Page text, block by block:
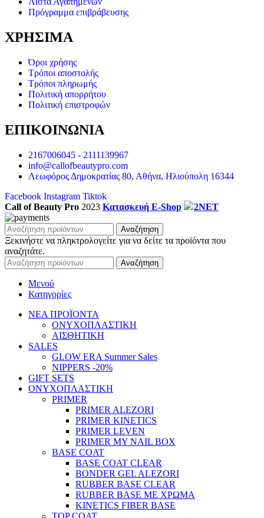
Πρόγραμμα επιβράβευσης
ΧΡΗΣΙΜΑ
Όροι χρήσης
Τρόποι αποστολής
Τρόποι πληρωμής
Πολιτική απορρήτου
Πολιτική επιστροφών
ΕΠΙΚΟΙΝΩΝΙΑ
2167006045 - 2111139967
info@callofbeautypro.com
Λεωφόρος Δημοκρατίας 80, Αθήνα, Ηλιούπολη 16344
Facebook Instagram Tiktok
Call of Beauty Pro 2023 Κατασκευή E-Shop 2NET
Αναζήτηση
Ξεκινήστε να πληκτρολογείτε για να δείτε τα προϊόντα που
αναζητάτε.
Αναζήτηση
Μενού
Κατηγορίες
ΝΕΑ ΠΡΟΪΟΝΤΑ
ΟΝΥΧΟΠΛΑΣΤΙΚΗ
ΑΙΣΘΗΤΙΚΗ
SALES
GLOW ERA Summer Sales
NIPPERS -20%
GIFT SETS
ΟΝΥΧΟΠΛΑΣΤΙΚΗ
PRIMER
PRIMER ALEZORI
PRIMER KINETICS
PRIMER LEVEN
PRIMER MY NAIL BOX
BASE COAT
BASE COAT CLEAR
BONDER GEL ALEZORI
RUBBER BASE CLEAR
RUBBER BASE ΜΕ ΧΡΩΜΑ
KINETICS FIBER BASE
TOP COAT